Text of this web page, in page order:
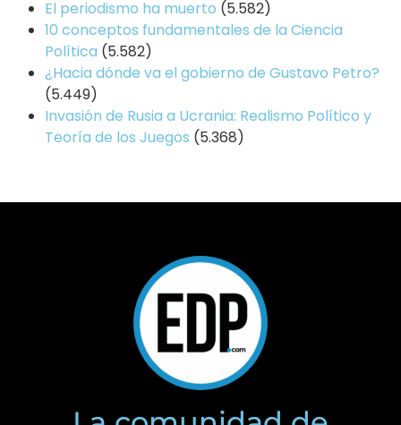
El periodismo ha muerto (5.582)
10 conceptos fundamentales de la Ciencia
Política (5.582)
¿Hacia dónde va el gobierno de Gustavo Petro?
(5.449)
Invasión de Rusia a Ucrania: Realismo Político y
Teoría de los Juegos (5.368)